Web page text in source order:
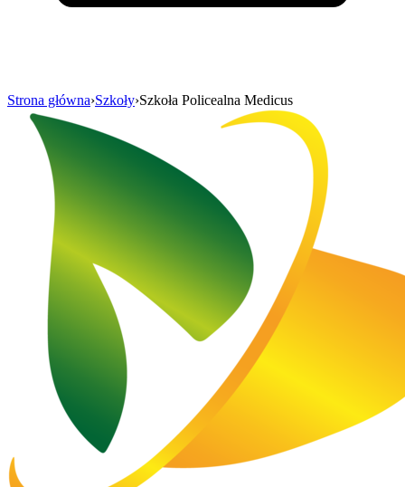
Strona główna›Szkoły›Szkoła Policealna Medicus